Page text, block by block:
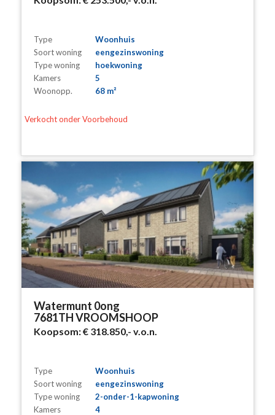
Type
Woonhuis
Soort woning
eengezinswoning
Type woning
hoekwoning
Kamers
5
Woonopp.
68 m²
Verkocht onder Voorbehoud
Watermunt 0ong
7681TH VROOMSHOOP
Koopsom:€ 318.850,- v.o.n.
Type
Woonhuis
Soort woning
eengezinswoning
Type woning
2-onder-1-kapwoning
Kamers
4